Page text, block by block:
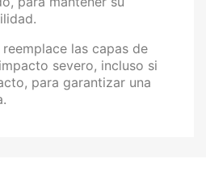
reemplace las capas de
severo, incluso si
para garantizar una